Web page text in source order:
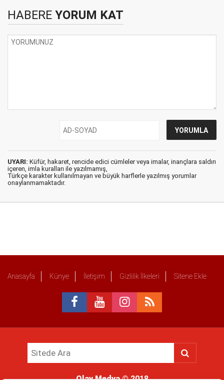
HABERE YORUM KAT
UYARI: Küfür, hakaret, rencide edici cümleler veya imalar, inançlara saldırı
içeren, imla kuralları ile yazılmamış,
Türkçe karakter kullanılmayan ve büyük harflerle yazılmış yorumlar
onaylanmamaktadır.
Anasayfa Künye İletişim Gizlilik İlkeleri Sitene Ekle